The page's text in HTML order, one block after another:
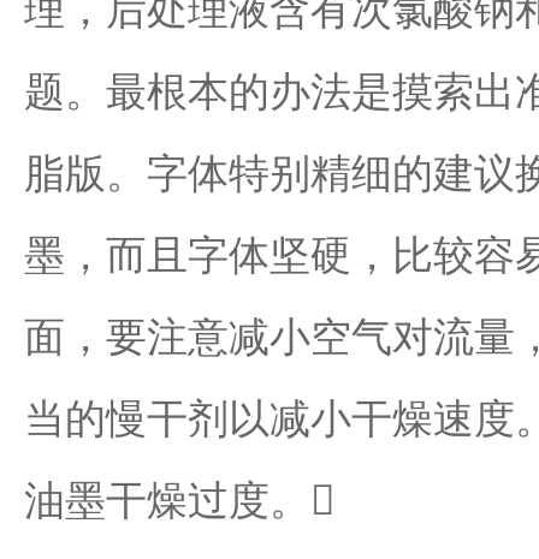
理，后处理液含有次氯酸钠
题。最根本的办法是摸索出
脂版。字体特别精细的建议
墨，而且字体坚硬，比较容
面，要注意减小空气对流量
当的慢干剂以减小干燥速度
油墨干燥过度。